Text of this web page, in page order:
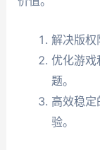
解决版权
优化游戏
题。
高效稳
验。